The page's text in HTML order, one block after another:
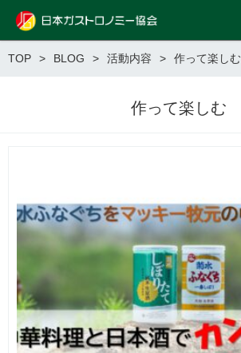
TOP BLOG 活動内容 作って楽しむ
作って楽しむ